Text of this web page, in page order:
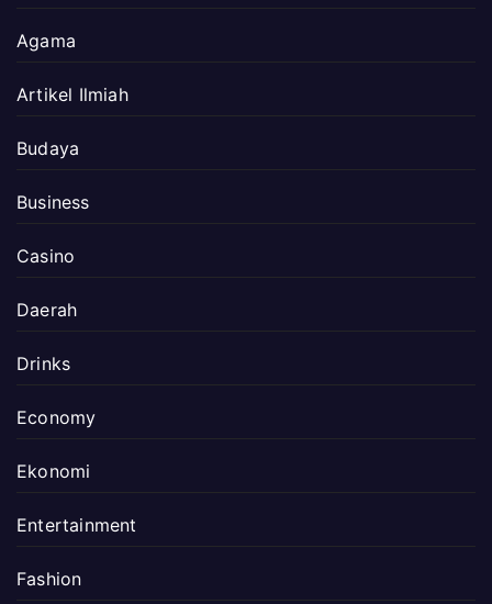
Agama
Artikel Ilmiah
Budaya
Business
Casino
Daerah
Drinks
Economy
Ekonomi
Entertainment
Fashion